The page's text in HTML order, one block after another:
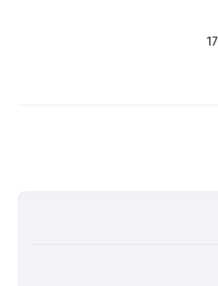
أفضــل 6 تطبيقات للاندرويد 17